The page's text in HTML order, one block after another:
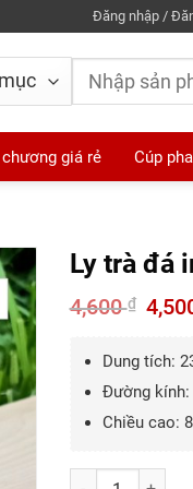
Đăng nhập /
Tìm
kiếm:
giá rẻ Cúp
Ly trà đá
4,600₫
Giá
gốc
Dung tích:
Đường
Chiều cao:
Số lượng